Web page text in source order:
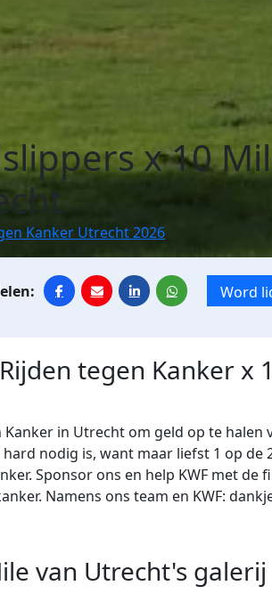
x 10
Kanker Utrecht 2026
Word
team
tegen Kanker x
Kanker in Utrecht om geld op te halen
nodig is, want maar liefst 1 op de
Sponsor ons en help KWF met de
Namens ons team en KWF:
van Utrecht's galerij